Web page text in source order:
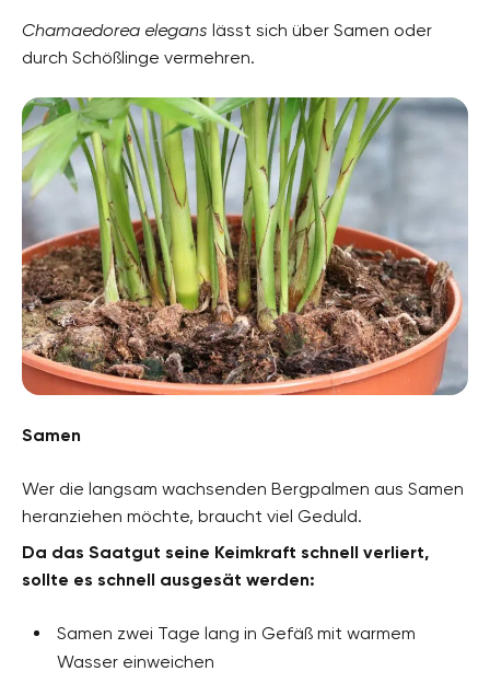
Chamaedorea elegans lässt sich über Samen oder
durch Schößlinge vermehren.
Samen
Wer die langsam wachsenden Bergpalmen aus Samen
heranziehen möchte, braucht viel Geduld.
Da das Saatgut seine Keimkraft schnell verliert,
sollte es schnell ausgesät werden:
Samen zwei Tage lang in Gefäß mit warmem
Wasser einweichen